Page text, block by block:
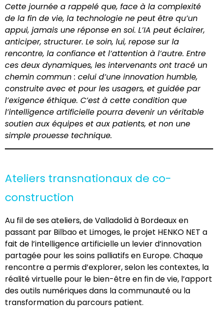
Cette journée a rappelé que, face à la complexité
de la fin de vie, la technologie ne peut être qu’un
appui, jamais une réponse en soi. L’IA peut éclairer,
anticiper, structurer. Le soin, lui, repose sur la
rencontre, la confiance et l’attention à l’autre. Entre
ces deux dynamiques, les intervenants ont tracé un
chemin commun : celui d’une innovation humble,
construite avec et pour les usagers, et guidée par
l’exigence éthique. C’est à cette condition que
l’intelligence artificielle pourra devenir un véritable
soutien aux équipes et aux patients, et non une
simple prouesse technique.
Ateliers transnationaux de co-
construction
Au fil de ses ateliers, de Valladolid à Bordeaux en
passant par Bilbao et Limoges, le projet HENKO NET a
fait de l’intelligence artificielle un levier d’innovation
partagée pour les soins palliatifs en Europe. Chaque
rencontre a permis d’explorer, selon les contextes, la
réalité virtuelle pour le bien-être en fin de vie, l’apport
des outils numériques dans la communauté ou la
transformation du parcours patient.